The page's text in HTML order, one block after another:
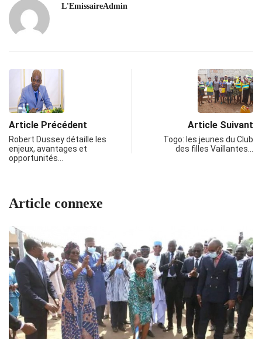
L'EmissaireAdmin
Article Précédent
Robert Dussey détaille les
enjeux, avantages et
opportunités…
Article Suivant
Togo: les jeunes du Club
des filles Vaillantes…
Article connexe